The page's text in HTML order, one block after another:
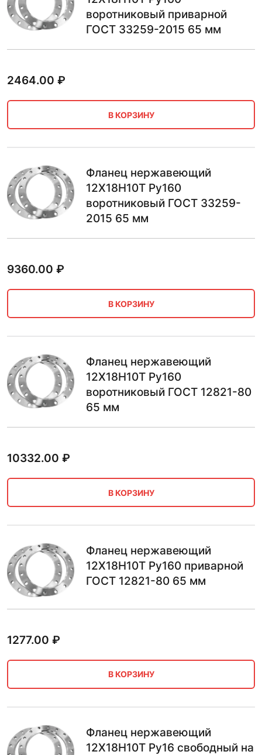
воротниковый приварной
ГОСТ 33259-2015 65 мм
2464.00 ₽
В КОРЗИНУ
Фланец нержавеющий
12Х18Н10Т Ру160
воротниковый ГОСТ 33259-
2015 65 мм
9360.00 ₽
В КОРЗИНУ
Фланец нержавеющий
12Х18Н10Т Ру160
воротниковый ГОСТ 12821-80
65 мм
10332.00 ₽
В КОРЗИНУ
Фланец нержавеющий
12Х18Н10Т Ру160 приварной
ГОСТ 12821-80 65 мм
1277.00 ₽
В КОРЗИНУ
Фланец нержавеющий
12Х18Н10Т Ру16 свободный на